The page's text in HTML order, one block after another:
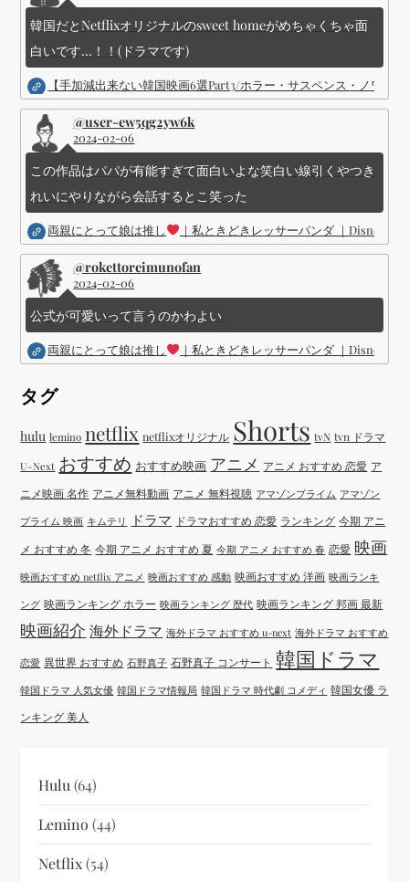
韓国だとNetflixオリジナルのsweet homeがめちゃくちゃ面
白いです...！！(ドラマです)
【手加減出来ない韓国映画6選Part3/ホラー・サスペンス・ノワー
@user-ew5qg2yw6k
2024-02-06
この作品はパパが有能すぎて面白いよな笑白い線引くやつき
れいにやりながら会話するとこ笑った
両親にとって娘は推し ｜私ときどきレッサーパンダ ｜Disney (
@rokettoreimunofan
2024-02-06
公式が可愛いって言うのかわよい
両親にとって娘は推し ｜私ときどきレッサーパンダ ｜Disney (
タグ
hulu lemino netflix netflixオリジナル Shorts tvN tvn ドラマ
U-Next おすすめ おすすめ映画 アニメ アニメ おすすめ 恋愛 ア
ニメ映画 名作 アニメ無料動画 アニメ 無料視聴 アマゾンプライム アマゾン
プライム 映画 キムテリ ドラマ ドラマおすすめ 恋愛 ランキング 今期 アニ
メ おすすめ 冬 今期 アニメ おすすめ 夏 今期 アニメ おすすめ 春 恋愛 映画
映画おすすめ netflix アニメ 映画おすすめ 感動 映画おすすめ 洋画 映画ランキ
ング 映画ランキング ホラー 映画ランキング 歴代 映画ランキング 邦画 最新
映画紹介 海外ドラマ 海外ドラマ おすすめ u-next 海外ドラマ おすすめ
恋愛 異世界 おすすめ 石野真子 石野真子 コンサート 韓国ドラマ
韓国ドラマ 人気女優 韓国ドラマ情報局 韓国ドラマ 時代劇 コメディ 韓国女優 ラ
ンキング 美人
Hulu (64)
Lemino (44)
Netflix(54)